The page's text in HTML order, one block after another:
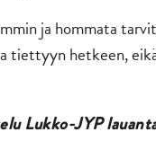
ja hommata
tiettyyn hetkeen,
Lukko-JYP